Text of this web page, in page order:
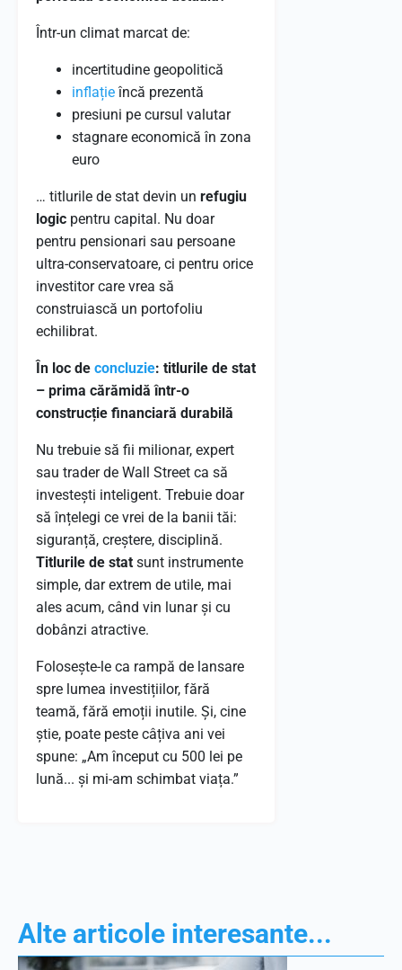
Într-un climat marcat de:
incertitudine geopolitică
inflațieîncă prezentă
presiuni pe cursul valutar
stagnare economică în zona
euro
… titlurile de stat devin un refugiu
logic pentru capital. Nu doar
pentru pensionari sau persoane
ultra-conservatoare, ci pentru orice
investitor care vrea să
construiască un portofoliu
echilibrat.
În loc de concluzie: titlurile de stat
– prima cărămidă într-o
construcție financiară durabilă
Nu trebuie să fii milionar, expert
sau trader de Wall Street ca să
investești inteligent. Trebuie doar
să înțelegi ce vrei de la banii tăi:
siguranță, creștere, disciplină.
Titlurile de stat sunt instrumente
simple, dar extrem de utile, mai
ales acum, când vin lunar și cu
dobânzi atractive.
Folosește-le ca rampă de lansare
spre lumea investițiilor, fără
teamă, fără emoții inutile. Și, cine
știe, poate peste câțiva ani vei
spune: „Am început cu 500 lei pe
lună... și mi-am schimbat viața.”
Alte articole interesante...